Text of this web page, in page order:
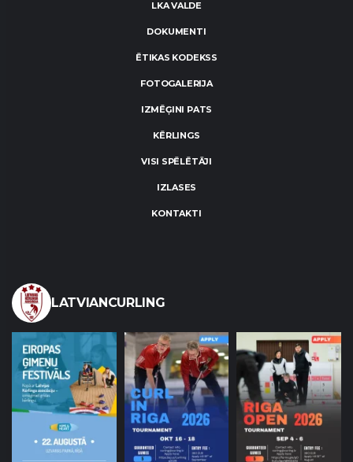
LKA VALDE
DOKUMENTI
ĒTIKAS KODEKSS
FOTOGALERIJA
IZMĒĢINI PATS
KĒRLINGS
VISI SPĒLĒTĀJI
IZLASES
KONTAKTI
LATVIANCURLING